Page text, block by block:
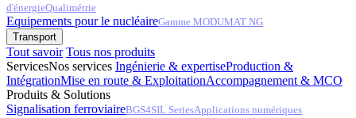
d'énergieQualimétrie
Equipements pour le nucléaireGamme MODUMAT NG
Transport
Tout savoir Tous nos produits
ServicesNos services Ingénierie & expertiseProduction &
IntégrationMise en route & ExploitationAccompagnement & MCO
Produits & Solutions
Signalisation ferroviaireBGS4SIL SeriesApplications numériques